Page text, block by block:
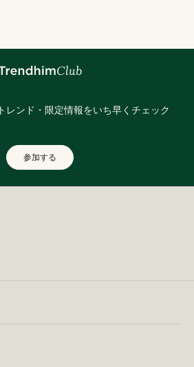
レンド・限定情報をいち早くチェック
参加する